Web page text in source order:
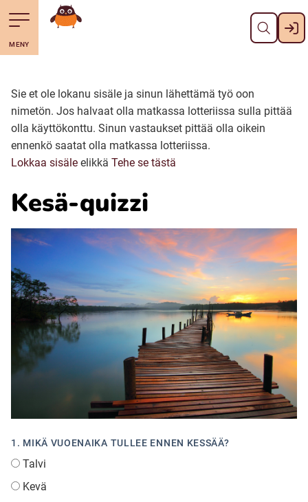
Till navigering av sidans innehåll
Till övergripande innehåll för webbplatsen Pane kiini
Suomi (Finska)
Meänkieli
Åarjelsaemiengïele (Sydsamiska)
Davvisámegiella (Nordsamiska)
Bidumsámegiella (Pitesamiska)
Ubmejesámiengiälla (Umesamiska)
MENY
Mene starttisivule
Sie et ole lokanu sisäle ja sinun lähettämä työ oon
nimetön. Jos halvaat olla matkassa lotteriissa sulla pittää
olla käyttökonttu. Sinun vastaukset pittää olla oikein
ennenkö saatat olla matkassa lotteriissa.
Lokkaa sisäle elikkä Tehe se tästä
Kesä-quizzi
1. MIKÄ VUOENAIKA TULLEE ENNEN KESSÄÄ?
Talvi
Kevä